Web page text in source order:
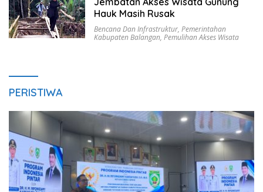
Hauk Masih Rusak
Bencana Dan Infrastruktur, Pemerintahan
Kabupaten Balangan, Pemulihan Akses Wisata
PERISTIWA